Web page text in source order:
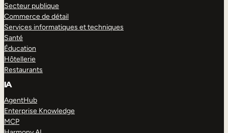
Secteur publique
Commerce de détail
Services informatiques et techniques
Santé
Éducation
Hôtellerie
Restaurants
IA
AgentHub
Enterprise Knowledge
MCP